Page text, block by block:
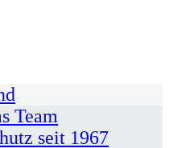
Team
seit 1967